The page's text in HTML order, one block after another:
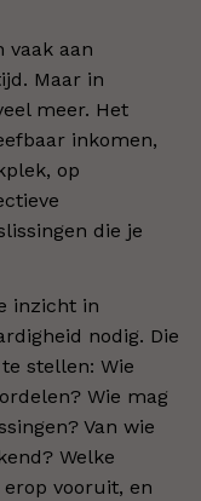
vaak aan
Maar in
meer. Het
inkomen,
op
die je
inzicht in
nodig. Die
stellen: Wie
Wie mag
Van wie
Welke
vooruit, en